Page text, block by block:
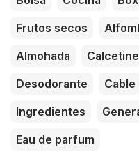
Frutos secos
Almohada
Desodorante
Cable
Ingredientes
Eau de parfum